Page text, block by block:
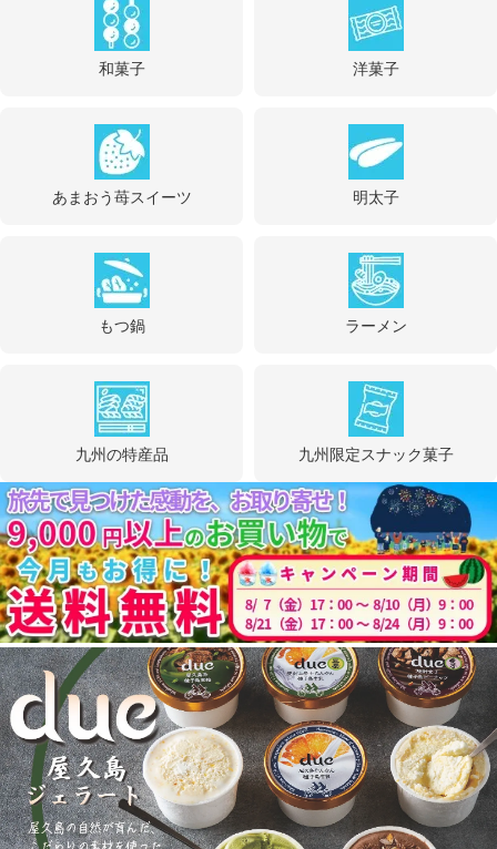
和菓子 洋菓子
あまおう苺スイーツ 明太子
もつ鍋 ラーメン
九州の特産品 九州限定スナック菓子